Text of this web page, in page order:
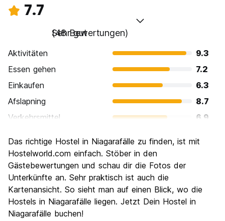
7.7
Sehr gut
(48 Bewertungen)
Aktivitäten
9.3
Essen gehen
7.2
Einkaufen
6.3
Afslapning
8.7
Verkehrsmittel
6.9
Kultur
Nachtleben / Party
Preis-Leistungsverhältnis
Das richtige Hostel in Niagarafälle zu finden, ist mit
Hostelworld.com einfach. Stöber in den
Gästebewertungen und schau dir die Fotos der
Unterkünfte an. Sehr praktisch ist auch die
Kartenansicht. So sieht man auf einen Blick, wo die
Hostels in Niagarafälle liegen. Jetzt Dein Hostel in
Niagarafälle buchen!